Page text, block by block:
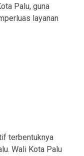
Palu, guna
layanan
terbentuknya
Wali Kota Palu